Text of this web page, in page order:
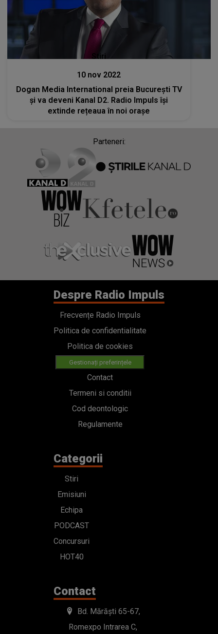
Stiri
10 nov 2022
Dogan Media International preia Bucureşti TV
și va deveni Kanal D2. Radio Impuls își
extinde rețeaua în noi orașe
Parteneri:
Despre Radio Impuls
Frecvențe Radio Impuls
Politica de confidentialitate
Politica de cookies
Gestionați preferințele
Contact
Termeni si conditii
Cod deontologic
Regulamente
Categorii
Stiri
Emisiuni
Echipa
PODCAST
Concursuri
HOT40
Contact
Bd. Mărăști 65-67,
Romexpo Intrarea C,